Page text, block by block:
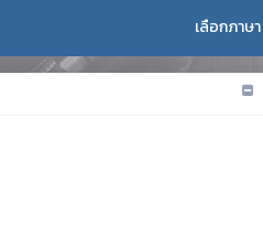
เลือกภาษา